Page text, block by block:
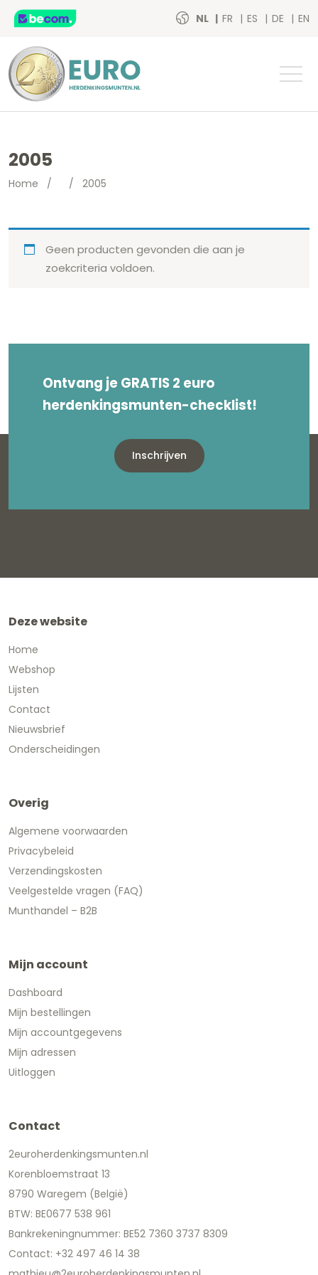
NL FR ES DE EN
2005
Home / / 2005
Geen producten gevonden die aan je
zoekcriteria voldoen.
Ontvang je GRATIS 2 euro
herdenkingsmunten-checklist!
Inschrijven
Deze website
Home
Webshop
Lijsten
Contact
Nieuwsbrief
Onderscheidingen
Overig
Algemene voorwaarden
Privacybeleid
Verzendingskosten
Veelgestelde vragen (FAQ)
Munthandel – B2B
Mijn account
Dashboard
Mijn bestellingen
Mijn accountgegevens
Mijn adressen
Uitloggen
Contact
2euroherdenkingsmunten.nl
Korenbloemstraat 13
8790 Waregem (België)
BTW: BE0677 538 961
Bankrekeningnummer: BE52 7360 3737 8309
Contact: +32 497 46 14 38